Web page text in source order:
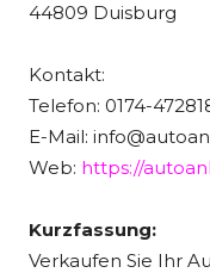
44809 Duisburg
Kontakt:
Telefon: 0174-
E-Mail:
Web: https://
Kurzfassung:
Verkaufen Sie Ihr